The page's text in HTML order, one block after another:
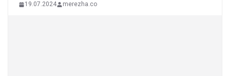
19.07.2024 merezha.co